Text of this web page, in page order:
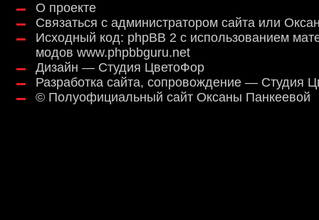
О проекте
Связаться с администратором сайта или
Исходный код: phpBB 2 с использованием
модов www.phpbbguru.net
Дизайн — Студия ЦветоФор
Разработка сайта, сопровождение — Студия
© Полуофициальный сайт Оксаны Панкеевой